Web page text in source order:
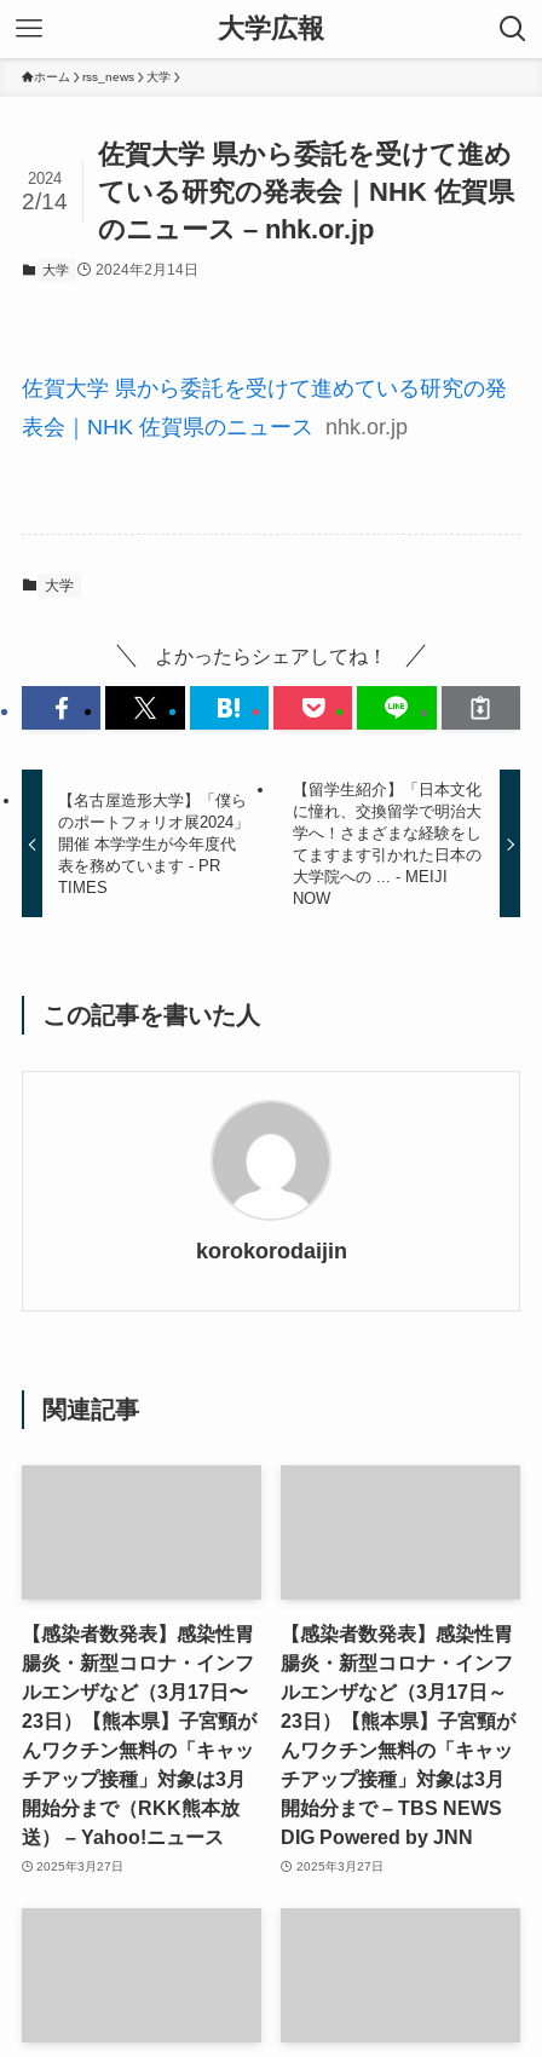
大学広報
ホーム rss_news 大学
佐賀大学 県から委託を受けて進め
ている研究の発表会｜NHK 佐賀県
のニュース – nhk.or.jp
2024
2/14
大学 2024年2月14日
佐賀大学 県から委託を受けて進めている研究の発
表会｜NHK 佐賀県のニュース
nhk.or.jp
大学
よかったらシェアしてね！
【名古屋造形大学】「僕ら
のポートフォリオ展2024」
開催 本学学生が今年度代
表を務めています - PR
TIMES
【留学生紹介】「日本文化
に憧れ、交換留学で明治大
学へ！さまざまな経験をし
てますます引かれた日本の
大学院への ... - MEIJI
NOW
この記事を書いた人
korokorodaijin
関連記事
【感染者数発表】感染性胃
腸炎・新型コロナ・インフ
ルエンザなど（3月17日〜
23日）【熊本県】子宮頸が
んワクチン無料の「キャッ
チアップ接種」対象は3月
開始分まで（RKK熊本放
送） – Yahoo!ニュース
2025年3月27日
【感染者数発表】感染性胃
腸炎・新型コロナ・インフ
ルエンザなど（3月17日～
23日）【熊本県】子宮頸が
んワクチン無料の「キャッ
チアップ接種」対象は3月
開始分まで – TBS NEWS
DIG Powered by JNN
2025年3月27日